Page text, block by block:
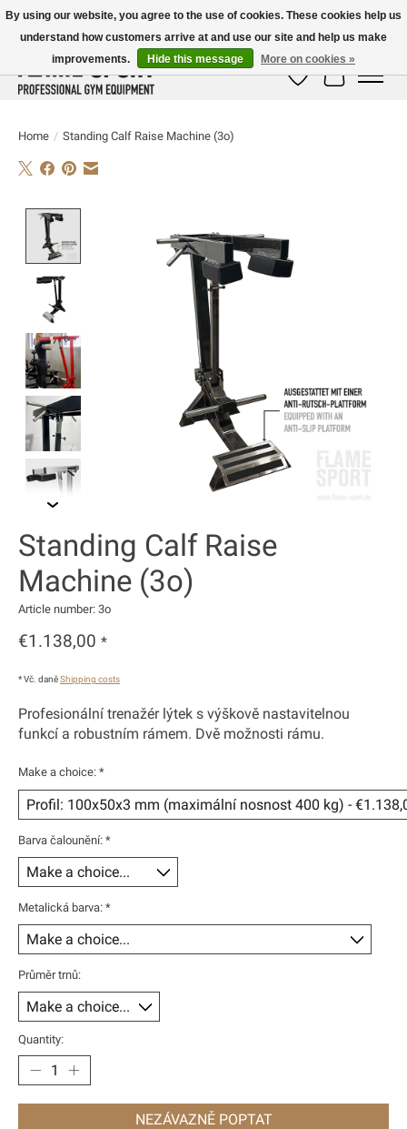
E-MAIL:info@flame-sport.deTEL.: +49 1525 9705 011
Wish ListCart
Home / Standing Calf Raise Machine (3o)
Standing Calf Raise
Machine (3o)
Article number: 3o
€1.138,00 *
* Vč. daněShipping costs
Profesionální trenažér lýtek s výškově nastavitelnou
funkcí a robustním rámem. Dvě možnosti rámu.
Make a choice: *
Barva čalounění: *
Metalická barva: *
Průměr trnů:
Quantity:
NEZÁVAZNĚ POPTAT
By using our website, you agree to the use of cookies. These cookies help us
understand how customers arrive at and use our site and help us make
improvements.
Hide this message More on cookies »